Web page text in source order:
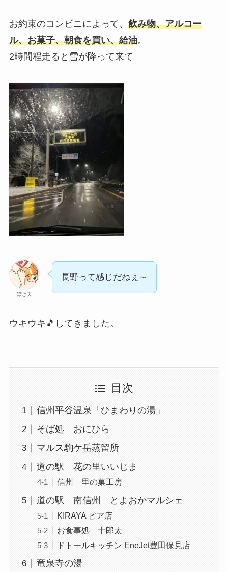
お約束のコンビニによって、 飲み物、アルコー
ル、お菓子、朝食を買い、給油。
2時間程走ると雪が降って来て
ぽき夫
長野って感じだねぇ～
ウキウキ🎵してきました。
目次
信州平谷温泉「ひまわりの湯」
そば処 おにひら
マルス駒ケ岳蒸留所
道の駅 花の里いいじま
信州 里の菓工房
道の駅 南信州 とよおかマルシェ
KIRAYA ピア店
お食事処 十郎太
ドトールキッチン EneJet豊田保見店
竜泉寺の湯